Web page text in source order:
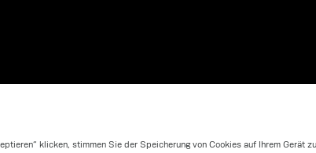
klicken, stimmen Sie der Speicherung von Cookies auf Ihrem Gerät